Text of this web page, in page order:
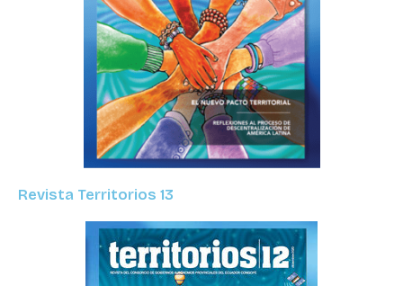
Revista Territorios 13